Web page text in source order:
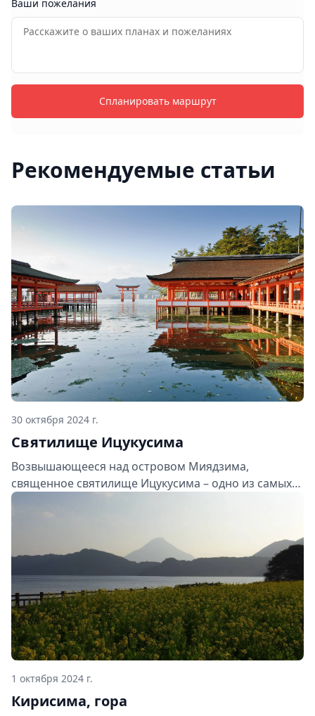
Ваши пожелания
Спланировать маршрут
Рекомендуемые статьи
30 октября 2024 г.
Святилище Ицукусима
Возвышающееся над островом Миядзима,
священное святилище Ицукусима – одно из самых
узнаваемых и фотографируемых мест в Японии. Это
притягивает туристов со всего мира. Давайте же
погрузимся в историю этого великолепного храма и
откроем для себя истинную красоту острова!
1 октября 2024 г.
Кирисима, гора